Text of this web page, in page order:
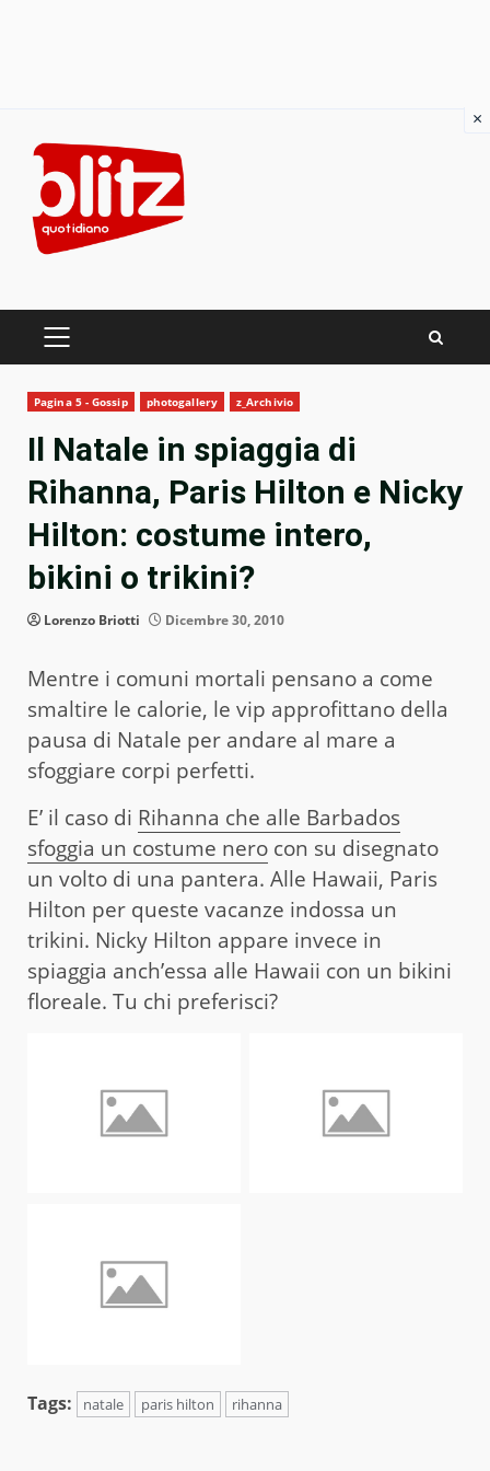
content
PRIMARY
Pagina 5 - Gossip photogallery z_Archivio
Il Natale in spiaggia di
Rihanna, Paris Hilton e Nicky
Hilton: costume intero,
bikini o trikini?
Lorenzo Briotti Dicembre 30, 2010
Mentre i comuni mortali pensano a come
smaltire le calorie, le vip approfittano della
pausa di Natale per andare al mare a
sfoggiare corpi perfetti.
E’ il caso di Rihanna che alle Barbados
sfoggia un costume nero con su disegnato
un volto di una pantera. Alle Hawaii, Paris
Hilton per queste vacanze indossa un
trikini. Nicky Hilton appare invece in
spiaggia anch’essa alle Hawaii con un bikini
floreale. Tu chi preferisci?
Tags: natale paris hilton rihanna
×